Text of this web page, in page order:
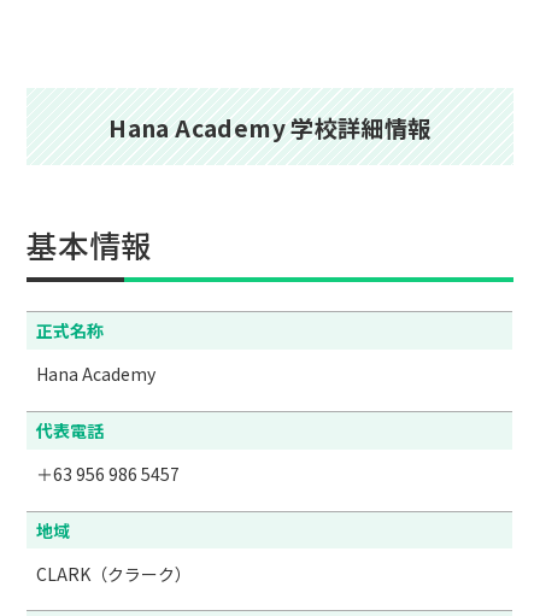
Hana Academy 学校詳細情報
基本情報
正式名称
Hana Academy
代表電話
＋63 956 986 5457
地域
CLARK（クラーク）